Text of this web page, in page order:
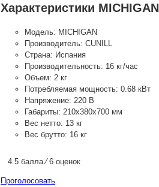
Характеристики MICHIGAN
Модель: MICHIGAN
Производитель: CUNILL
Страна: Испания
Производительность: 16 кг/час
Объем: 2 кг
Потребляемая мощность: 0.68 кВт
Напряжение: 220 В
Габариты: 210x380x700 мм
Вес нетто: 13 кг
Вес брутто: 16 кг
4.5 балла ⁄ 6 оценок
Проголосовать